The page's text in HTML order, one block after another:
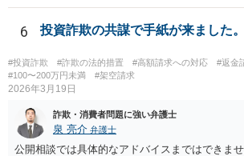
6 投資詐欺の共謀で手紙が来ました。
#投資詐欺 #詐欺の法的措置 #高額請求への対応
#返金
#100〜200万円未満
#架空請求
2026年3月19日
詐欺・消費者問題に強い弁護士
泉 亮介 弁護士
公開相談では具体的なアドバイスまではできま